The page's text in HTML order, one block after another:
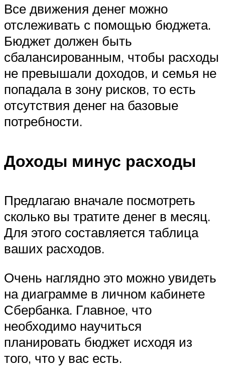
Все движения денег можно
отслеживать с помощью бюджета.
Бюджет должен быть
сбалансированным, чтобы расходы
не превышали доходов, и семья не
попадала в зону рисков, то есть
отсутствия денег на базовые
потребности.
Доходы минус расходы
Предлагаю вначале посмотреть
сколько вы тратите денег в месяц.
Для этого составляется таблица
ваших расходов.
Очень наглядно это можно увидеть
на диаграмме в личном кабинете
Сбербанка. Главное, что
необходимо научиться
планировать бюджет исходя из
того, что у вас есть.